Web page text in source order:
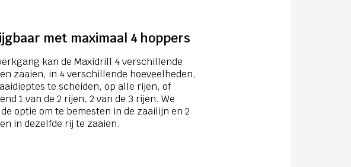
met maximaal 4 hoppers
kan de Maxidrill 4 verschillende
zaaien, in 4 verschillende hoeveelheden,
te scheiden, op alle rijen, of
1 van de 2 rijen, 2 van de 3 rijen. We
optie om te bemesten in de zaailijn en 2
in dezelfde rij te zaaien.